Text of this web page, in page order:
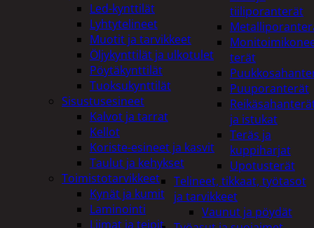
tiiliporanterät
terät
Puuporanterät
ja istukat
Teräs ja
kuppiharjat
Upotusterät
Telineet, tikkaat, työtasot
ja tarvikkeet
Vaunut ja pöydät
Led-kynttilät
Lyhtytelineet
Muotit ja tarvikkeet
Öljykynttilät ja ulkotulet
Pöytäkynttilät
Tuoksukynttilät
Sisustusesineet
Kalvot ja tarrat
Kellot
Koriste-esineet ja kasvit
Taulut ja kehykset
Toimistotarvikkeet
Kynät ja kumit
Laminointi
Liimat ja teipit